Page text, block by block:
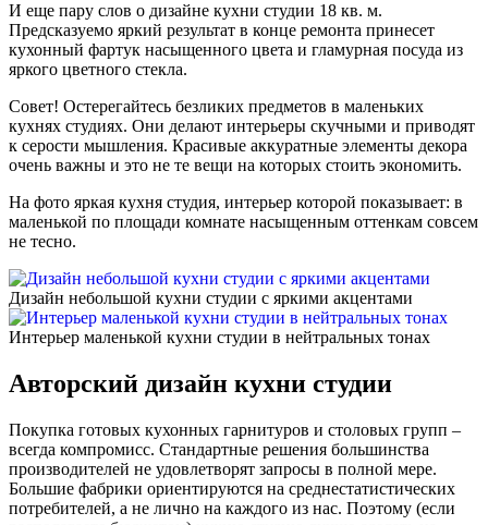
И еще пару слов о дизайне кухни студии 18 кв. м.
Предсказуемо яркий результат в конце ремонта принесет
кухонный фартук насыщенного цвета и гламурная посуда из
яркого цветного стекла.
Совет! Остерегайтесь безликих предметов в маленьких
кухнях студиях. Они делают интерьеры скучными и приводят
к серости мышления. Красивые аккуратные элементы декора
очень важны и это не те вещи на которых стоить экономить.
На фото яркая кухня студия, интерьер которой показывает: в
маленькой по площади комнате насыщенным оттенкам совсем
не тесно.
Дизайн небольшой кухни студии с яркими акцентами
Интерьер маленькой кухни студии в нейтральных тонах
Авторский дизайн кухни студии
Покупка готовых кухонных гарнитуров и столовых групп –
всегда компромисс. Стандартные решения большинства
производителей не удовлетворят запросы в полной мере.
Большие фабрики ориентируются на среднестатистических
потребителей, а не лично на каждого из нас. Поэтому (если